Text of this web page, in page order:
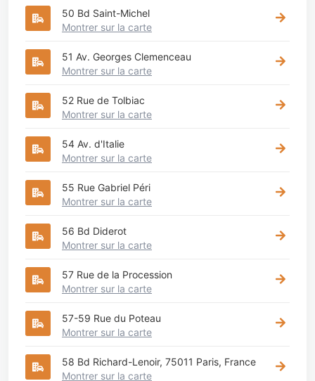
50 Bd Saint-Michel
Montrer sur la carte
51 Av. Georges Clemenceau
Montrer sur la carte
52 Rue de Tolbiac
Montrer sur la carte
54 Av. d'Italie
Montrer sur la carte
55 Rue Gabriel Péri
Montrer sur la carte
56 Bd Diderot
Montrer sur la carte
57 Rue de la Procession
Montrer sur la carte
57-59 Rue du Poteau
Montrer sur la carte
58 Bd Richard-Lenoir, 75011 Paris, France
Montrer sur la carte